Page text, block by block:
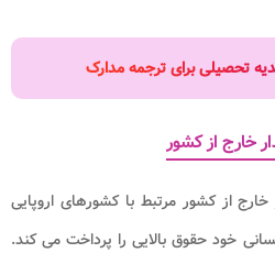
تحصیلی برای ترجمه مدارک
خارج از کشور
از کشور مرتبط با کشورهای اروپایی
خود حقوق بالایی را پرداخت می کند.